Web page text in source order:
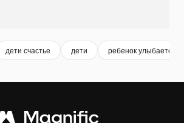
дети счастье дети ребенок улыбается